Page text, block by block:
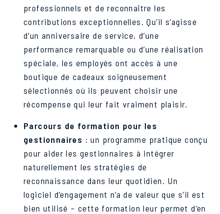
professionnels et de reconnaître les
contributions exceptionnelles. Qu’il s’agisse
d’un anniversaire de service, d’une
performance remarquable ou d’une réalisation
spéciale, les employés ont accès à une
boutique de cadeaux soigneusement
sélectionnés où ils peuvent choisir une
récompense qui leur fait vraiment plaisir.
Parcours de formation pour les
gestionnaires : un programme pratique conçu
pour aider les gestionnaires à intégrer
naturellement les stratégies de
reconnaissance dans leur quotidien. Un
logiciel d’engagement n’a de valeur que s’il est
bien utilisé – cette formation leur permet d’en